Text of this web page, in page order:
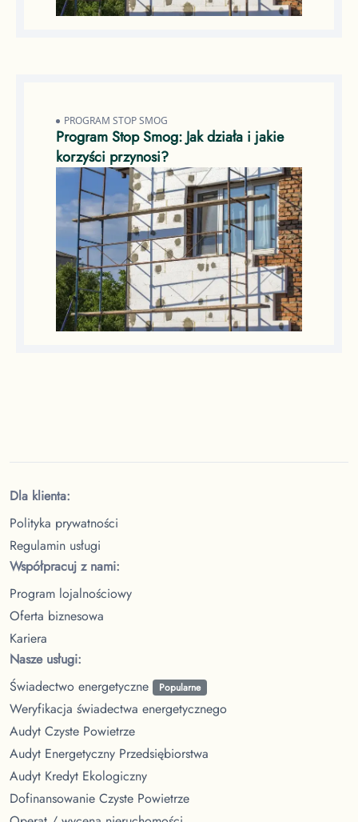
PROGRAM STOP SMOG
Program Stop Smog: Jak działa i jakie
korzyści przynosi?
Dla klienta:
Polityka prywatności
Regulamin usługi
Współpracuj z nami:
Program lojalnościowy
Oferta biznesowa
Kariera
Nasze usługi:
Świadectwo energetyczne
Popularne
Weryfikacja świadectwa energetycznego
Audyt Czyste Powietrze
Audyt Energetyczny Przedsiębiorstwa
Audyt Kredyt Ekologiczny
Dofinansowanie Czyste Powietrze